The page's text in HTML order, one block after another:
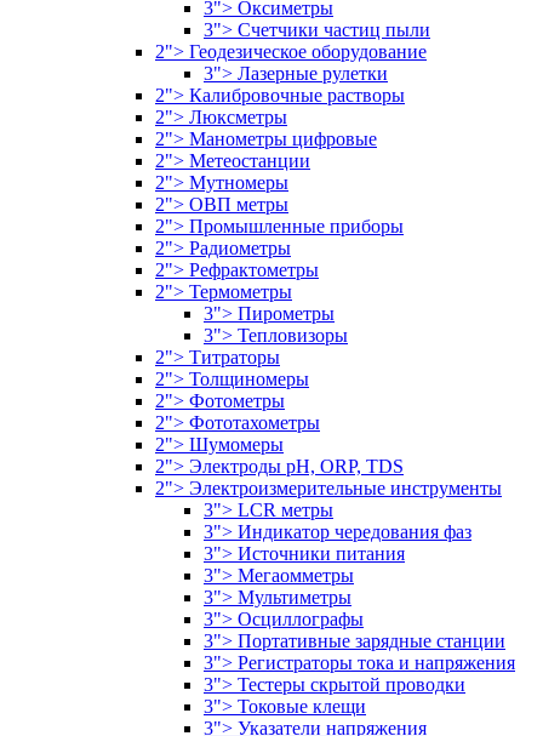
3"> Оксиметры
3"> Счетчики частиц пыли
2"> Геодезическое оборудование
3"> Лазерные рулетки
2"> Калибровочные растворы
2"> Люксметры
2"> Манометры цифровые
2"> Метеостанции
2"> Мутномеры
2"> ОВП метры
2"> Промышленные приборы
2"> Радиометры
2"> Рефрактометры
2"> Термометры
3"> Пирометры
3"> Тепловизоры
2"> Титраторы
2"> Толщиномеры
2"> Фотометры
2"> Фототахометры
2"> Шумомеры
2"> Электроды pH, ORP, TDS
2"> Электроизмерительные инструменты
3"> LCR метры
3"> Индикатор чередования фаз
3"> Источники питания
3"> Мегаомметры
3"> Мультиметры
3"> Осциллографы
3"> Портативные зарядные станции
3"> Регистраторы тока и напряжения
3"> Тестеры скрытой проводки
3"> Токовые клещи
3"> Указатели напряжения